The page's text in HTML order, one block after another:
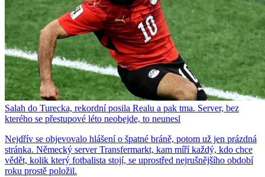
Salah do Turecka, rekordní posila Realu a pak tma. Server, bez
kterého se přestupové léto neobejde, to neunesl
Nejdřív se objevovalo hlášení o špatné bráně, potom už jen prázdná
stránka. Německý server Transfermarkt, kam míří každý, kdo chce
vědět, kolik který fotbalista stojí, se uprostřed nejrušnějšího období
roku prostě položil.